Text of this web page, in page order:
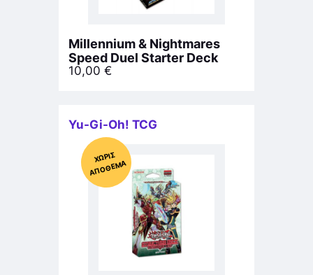
Millennium & Nightmares
Speed Duel Starter Deck
10,00 €
Yu-Gi-Oh! TCG
Χ
ΩΡΊΣ
Α
Π
Ό
ΘΕ
ΜΑ